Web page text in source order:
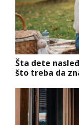
Šta dete
što treba da